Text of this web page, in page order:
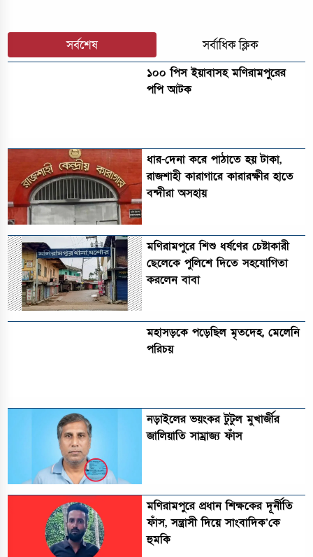
সর্বশেষ সর্বাধিক ক্লিক
১০০ পিস ইয়াবাসহ মণিরামপুরের
পপি আটক
ধার-দেনা করে পাঠাতে হয় টাকা,
রাজশাহী কারাগারে কারারক্ষীর হাতে
বন্দীরা অসহায়
মণিরামপুরে শিশু ধর্ষণের চেষ্টাকারী
ছেলেকে পুলিশে দিতে সহযোগিতা
করলেন বাবা
মহাসড়কে পড়েছিল মৃতদেহ, মেলেনি
পরিচয়
নড়াইলের ভয়ংকর টুটুল মুখার্জীর
জালিয়াতি সাম্রাজ্য ফাঁস
মণিরামপুরে প্রধান শিক্ষকের দূর্নীতি
ফাঁস, সন্ত্রাসী দিয়ে সাংবাদিক’কে
হুমকি